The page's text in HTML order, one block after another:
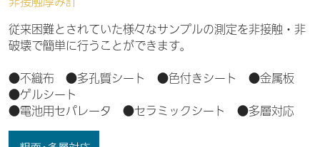
従来困難とされていた様々なサンプルの測定を非接触・非
破壊で簡単に行うことができます。
●不織布 ●多孔質シート ●色付きシート ●金属板
●ゲルシート
●電池用セパレータ ●セラミックシート ●多層対応